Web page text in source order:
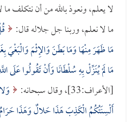
لا يعلم، ونعوذ بالله من أن نتكلف
ما لا نعلم، وربنا جل جلاله قال:
مَا ظَهَرَ مِنْهَا وَمَا بَطَنَ وَالإِثْمَ وَالْبَغْيَ
مَا لَمْ يُنَزِّلْ بِهِ سُلْطَانًا وَأَنْ تَقُولُوا عَلَى
[الأعراف:33]، وقال سبحانه:
أَلْسِنَتُكُمُ الْكَذِبَ هَذَا حَلالٌ وَهَذَا حَرَامٌ